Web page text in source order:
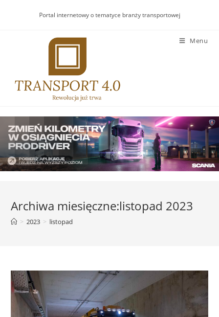
Portal internetowy o tematyce branży transportowej
Menu
Archiwa miesięczne:listopad 2023
> 2023 > listopad